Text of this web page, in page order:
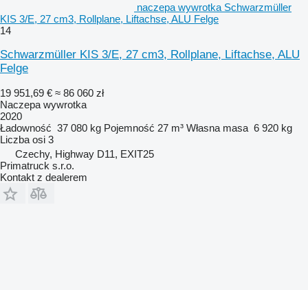
naczepa wywrotka Schwarzmüller
KIS 3/E, 27 cm3, Rollplane, Liftachse, ALU Felge
14
Schwarzmüller KIS 3/E, 27 cm3, Rollplane, Liftachse, ALU
Felge
19 951,69 € ≈ 86 060 zł
Naczepa wywrotka
2020
Ładowność 37 080 kg Pojemność 27 m³ Własna masa 6 920 kg
Liczba osi 3
Czechy, Highway D11, EXIT25
Primatruck s.r.o.
Kontakt z dealerem